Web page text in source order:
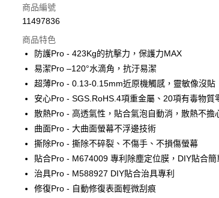
信用卡一次付款
運送方式
全家取貨付款
每筆NT$60，滿NT$390(含以上)免運費
7-11取貨付款
每筆NT$60，滿NT$390(含以上)免運費
宅配
商品編號
11497836
商品特色
防護Pro - 423Kg的抗擊力，保護力MAX
易潔Pro –120°水滴角，抗汙易潔
超薄Pro - 0.13-0.15mm近原機觸感，靈敏像沒貼
安心Pro - SGS.RoHS.4項重金屬、20項有毒物質
散熱Pro - 高透氣性，貼合氣泡自動消，散熱不擔
曲面Pro - 大曲面螢幕不浮邊技術
撕除Pro - 撕除不碎裂、不傷手、不損傷螢幕
貼合Pro - M674009 專利除塵定位膜，DIY貼合簡
治具Pro - M588927 DIY貼合治具專利
修復Pro - 自動修復表面輕微刮痕